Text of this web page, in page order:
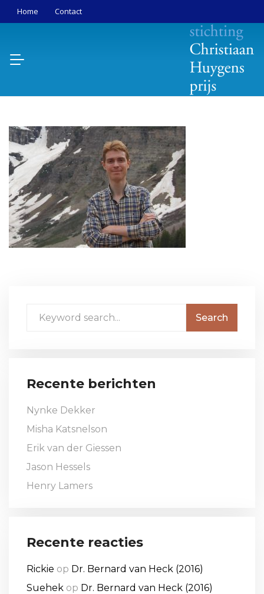
Home Contact
Recente berichten
Nynke Dekker
Misha Katsnelson
Erik van der Giessen
Jason Hessels
Henry Lamers
Recente reacties
Rickie op Dr. Bernard van Heck (2016)
Suehek op Dr. Bernard van Heck (2016)